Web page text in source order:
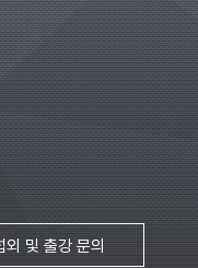
외 및 출강 문의